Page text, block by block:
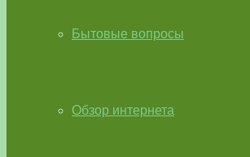
Бытовые вопросы
Обзор интернета